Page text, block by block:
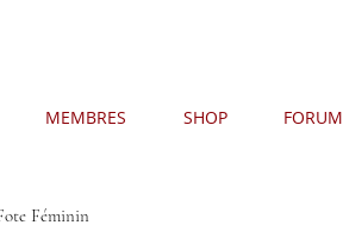
MEMBRES SHOP FORUM
Féminin